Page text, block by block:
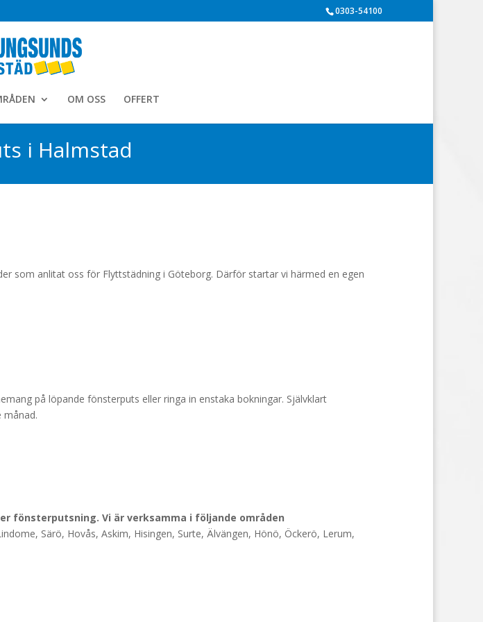
0303-54100
OM OSS OFFERT
i Halmstad
som anlitat oss för Flyttstädning i Göteborg. Därför startar vi härmed en egen
på löpande fönsterputs eller ringa in enstaka bokningar. Självklart
fönsterputsning. Vi är verksamma i följande områden
Särö, Hovås, Askim, Hisingen, Surte, Älvängen, Hönö, Öckerö, Lerum,